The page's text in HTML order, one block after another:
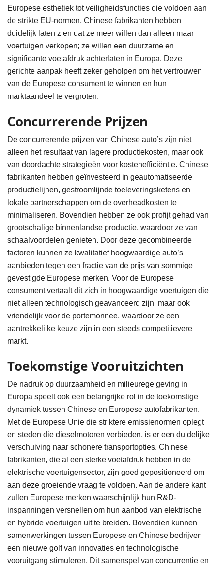
Europese esthetiek tot veiligheidsfuncties die voldoen aan
de strikte EU-normen, Chinese fabrikanten hebben
duidelijk laten zien dat ze meer willen dan alleen maar
voertuigen verkopen; ze willen een duurzame en
significante voetafdruk achterlaten in Europa. Deze
gerichte aanpak heeft zeker geholpen om het vertrouwen
van de Europese consument te winnen en hun
marktaandeel te vergroten.
Concurrerende Prijzen
De concurrerende prijzen van Chinese auto’s zijn niet
alleen het resultaat van lagere productiekosten, maar ook
van doordachte strategieën voor kostenefficiëntie. Chinese
fabrikanten hebben geïnvesteerd in geautomatiseerde
productielijnen, gestroomlijnde toeleveringsketens en
lokale partnerschappen om de overheadkosten te
minimaliseren. Bovendien hebben ze ook profijt gehad van
grootschalige binnenlandse productie, waardoor ze van
schaalvoordelen genieten. Door deze gecombineerde
factoren kunnen ze kwalitatief hoogwaardige auto’s
aanbieden tegen een fractie van de prijs van sommige
gevestigde Europese merken. Voor de Europese
consument vertaalt dit zich in hoogwaardige voertuigen die
niet alleen technologisch geavanceerd zijn, maar ook
vriendelijk voor de portemonnee, waardoor ze een
aantrekkelijke keuze zijn in een steeds competitievere
markt.
Toekomstige Vooruitzichten
De nadruk op duurzaamheid en milieuregelgeving in
Europa speelt ook een belangrijke rol in de toekomstige
dynamiek tussen Chinese en Europese autofabrikanten.
Met de Europese Unie die striktere emissienormen oplegt
en steden die dieselmotoren verbieden, is er een duidelijke
verschuiving naar schonere transportopties. Chinese
fabrikanten, die al een sterke voetafdruk hebben in de
elektrische voertuigensector, zijn goed gepositioneerd om
aan deze groeiende vraag te voldoen. Aan de andere kant
zullen Europese merken waarschijnlijk hun R&D-
inspanningen versnellen om hun aanbod van elektrische
en hybride voertuigen uit te breiden. Bovendien kunnen
samenwerkingen tussen Europese en Chinese bedrijven
een nieuwe golf van innovaties en technologische
vooruitgang stimuleren. Dit samenspel van concurrentie en